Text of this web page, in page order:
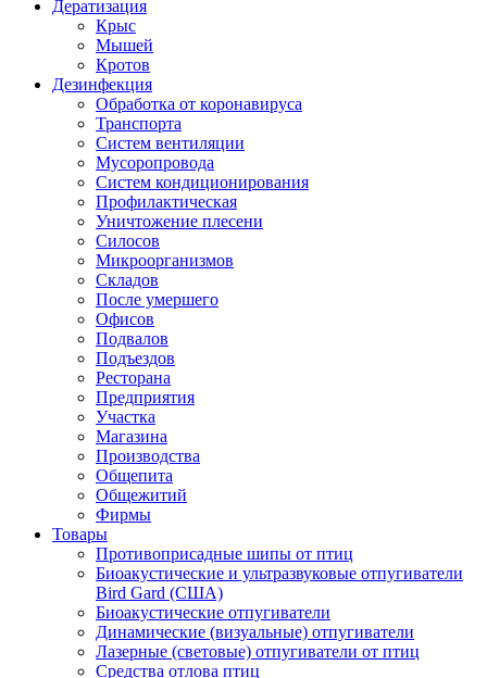
Дератизация
Крыс
Мышей
Кротов
Дезинфекция
Обработка от коронавируса
Транспорта
Систем вентиляции
Мусоропровода
Систем кондиционирования
Профилактическая
Уничтожение плесени
Силосов
Микроорганизмов
Складов
После умершего
Офисов
Подвалов
Подъездов
Ресторана
Предприятия
Участка
Магазина
Производства
Общепита
Общежитий
Фирмы
Товары
Противоприсадные шипы от птиц
Биоакустические и ультразвуковые отпугиватели
Bird Gard (США)
Биоакустические отпугиватели
Динамические (визуальные) отпугиватели
Лазерные (световые) отпугиватели от птиц
Средства отлова птиц